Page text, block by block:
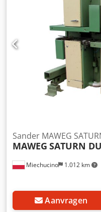
Miechucino 1.012 km
Sander MAWEG
MAWEG SATURN
Aanvragen